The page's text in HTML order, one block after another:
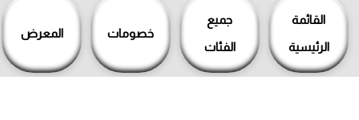
القائمة
الرئيسية
جميع
الفئات
خصومات المعرض